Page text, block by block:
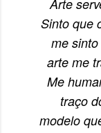
Arte
Sinto que
me
arte me
Me
traço
modelo